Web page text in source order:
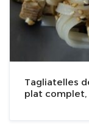
Tagliatelles
plat